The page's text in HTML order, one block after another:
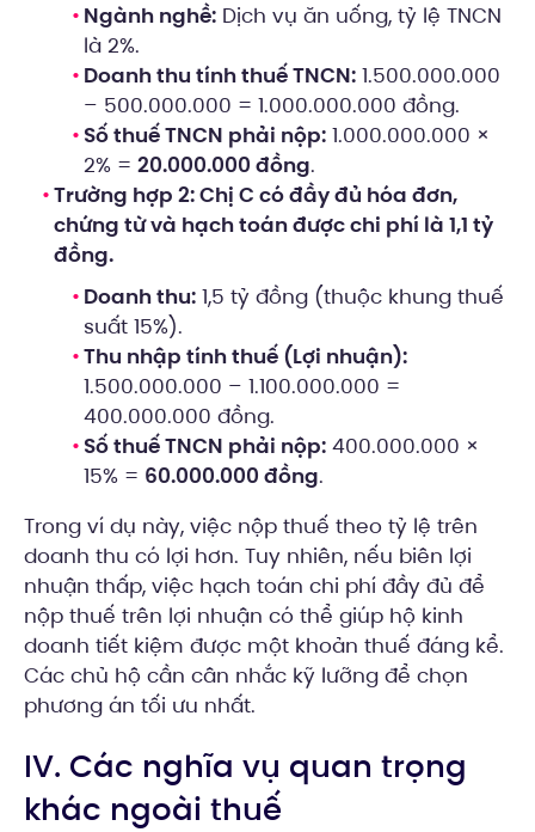
Ngành nghề: Dịch vụ ăn uống, tỷ lệ TNCN
là 2%.
Doanh thu tính thuế TNCN: 1.500.000.000
– 500.000.000 = 1.000.000.000 đồng.
Số thuế TNCN phải nộp: 1.000.000.000 ×
2% = 20.000.000 đồng.
Trường hợp 2: Chị C có đầy đủ hóa đơn,
chứng từ và hạch toán được chi phí là 1,1 tỷ
đồng.
Doanh thu: 1,5 tỷ đồng (thuộc khung thuế
suất 15%).
Thu nhập tính thuế (Lợi nhuận):
1.500.000.000 – 1.100.000.000 =
400.000.000 đồng.
Số thuế TNCN phải nộp: 400.000.000 ×
15% = 60.000.000 đồng.
Trong ví dụ này, việc nộp thuế theo tỷ lệ trên
doanh thu có lợi hơn. Tuy nhiên, nếu biên lợi
nhuận thấp, việc hạch toán chi phí đầy đủ để
nộp thuế trên lợi nhuận có thể giúp hộ kinh
doanh tiết kiệm được một khoản thuế đáng kể.
Các chủ hộ cần cân nhắc kỹ lưỡng để chọn
phương án tối ưu nhất.
IV. Các nghĩa vụ quan trọng
khác ngoài thuế